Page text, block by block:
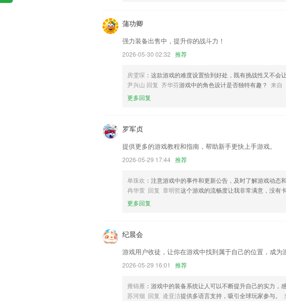
修复已知的BUG，功能优化。
优化退款页面：展示退款金额，新增退款确认按钮；
优化语音百科类交互体验
修复已知其他问题
联系我们
蒲功卿
强力装备出售中，提升你的战斗力！
2026-05-30 02:32 推荐
房雯琛 ：这款游戏的难度设置恰到好处，既有挑战性又不会
尹兴山 回复 齐华芬游戏中的角色设计是否独特有趣？ 来自
更多回复
罗军贞
提供更多的游戏教程和指南，帮助新手更快上手游戏。
2026-05-29 17:44 推荐
单珠欢 ：注意游戏中的事件和更新公告，及时了解游戏动态
冉华萱 回复 章明哲这个游戏的流畅度让我非常满意，没有
更多回复
纪晨会
游戏用户收徒，让你在游戏中找到属于自己的位置，成为
2026-05-29 16:01 推荐
雍锦雁 ：游戏中的装备系统让人可以不断提升自己的实力，
苏河烟 回复 逄亚洁提供多语言支持，吸引全球玩家参与。